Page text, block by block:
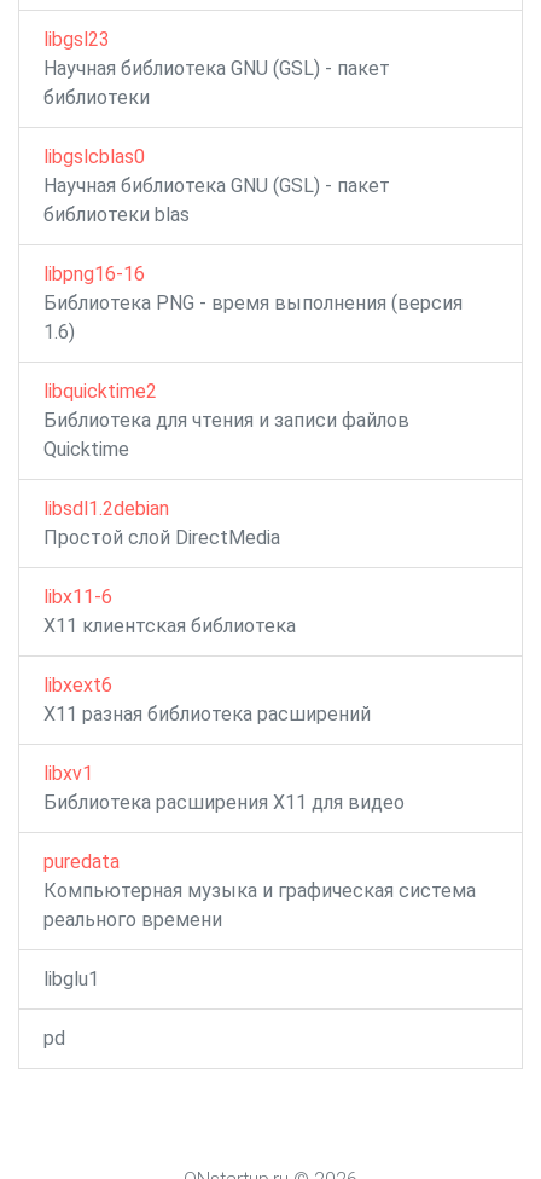
libgsl23
Научная библиотека GNU (GSL) - пакет
библиотеки
libgslcblas0
Научная библиотека GNU (GSL) - пакет
библиотеки blas
libpng16-16
Библиотека PNG - время выполнения (версия
1.6)
libquicktime2
Библиотека для чтения и записи файлов
Quicktime
libsdl1.2debian
Простой слой DirectMedia
libx11-6
X11 клиентская библиотека
libxext6
X11 разная библиотека расширений
libxv1
Библиотека расширения X11 для видео
puredata
Компьютерная музыка и графическая система
реального времени
libglu1
pd